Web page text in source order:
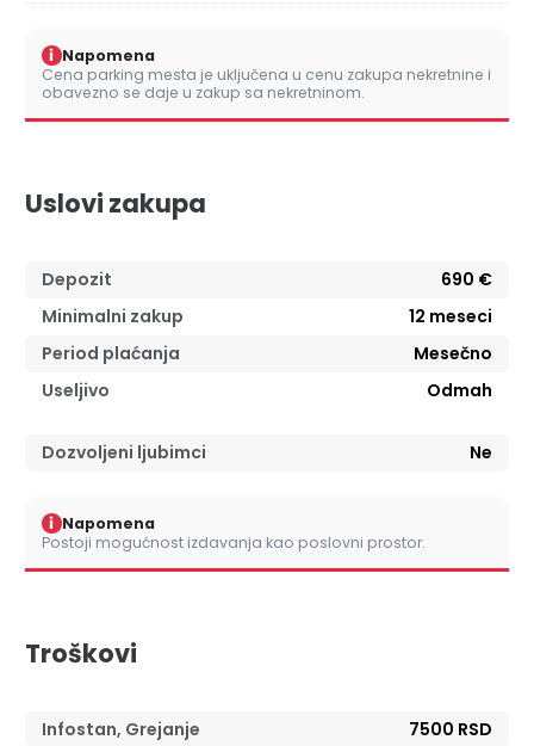
i Napomena
Cena parking mesta je uključena u cenu zakupa nekretnine i
obavezno se daje u zakup sa nekretninom.
Uslovi zakupa
Depozit
690 €
Minimalni zakup
12 meseci
Period plaćanja
Mesečno
Useljivo
Odmah
Dozvoljeni ljubimci Ne
i Napomena
Postoji mogućnost izdavanja kao poslovni prostor.
Troškovi
Infostan, Grejanje 7500 RSD